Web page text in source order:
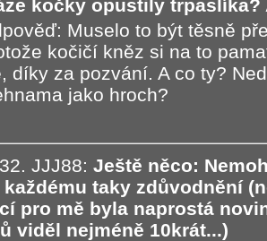
kočky opustily trpaslíka?
Muselo to být těsně
kočičí kněz si na to
díky za pozvání. A co ty?
jako hroch?
JJJ88: Ještě něco:
každému taky zdůvodnění
pro mě byla naprostá
viděl nejméně 10krát...)